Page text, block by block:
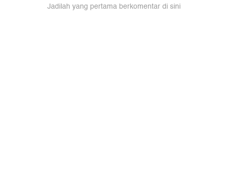
Jadilah yang pertama berkomentar di sini